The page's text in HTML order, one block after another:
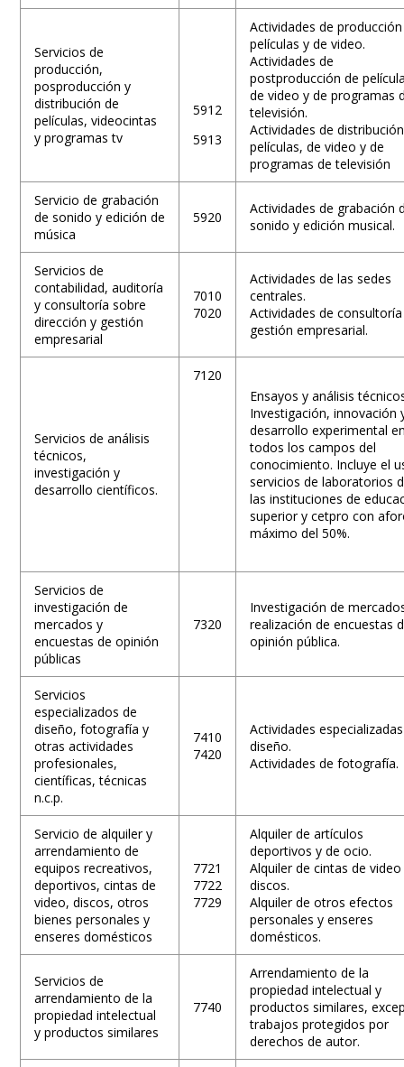
Servicios de
producción,
posproducción y
distribución de
películas, videocintas
y programas tv
5912
5913
Actividades de
películas y de video.
Actividades de
postproducción de
de video y de programas
televisión.
Actividades de
películas, de video y de
programas de televisión
Servicio de grabación
de sonido y edición de
música
5920
Actividades de grabación
sonido y edición musical.
Servicios de
contabilidad, auditoría
y consultoría sobre
dirección y gestión
empresarial
7010
7020
Actividades de las sedes
centrales.
Actividades de
gestión empresarial.
Servicios de análisis
técnicos,
investigación y
desarrollo científicos.
7120
Ensayos y análisis
Investigación, innovación
desarrollo experimental
todos los campos del
conocimiento. Incluye el
servicios de laboratorios
las instituciones de
superior y cetpro con
máximo del 50%.
Servicios de
investigación de
mercados y
encuestas de opinión
públicas
7320
Investigación de
realización de encuestas
opinión pública.
Servicios
especializados de
diseño, fotografía y
otras actividades
profesionales,
científicas, técnicas
n.c.p.
7410
7420
Actividades
diseño.
Actividades de fotografía.
Servicio de alquiler y
arrendamiento de
equipos recreativos,
deportivos, cintas de
video, discos, otros
bienes personales y
enseres domésticos
7721
7722
7729
Alquiler de artículos
deportivos y de ocio.
Alquiler de cintas de
discos.
Alquiler de otros efectos
personales y enseres
domésticos.
Servicios de
arrendamiento de la
propiedad intelectual
y productos similares
7740
Arrendamiento de la
propiedad intelectual y
productos similares,
trabajos protegidos por
derechos de autor.